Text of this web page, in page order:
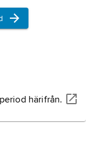
härifrån.